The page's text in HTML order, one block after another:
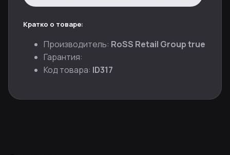
Кратко о товаре:
Производитель: RoSS Retail Group true
Гарантия:
Код товара: ID317